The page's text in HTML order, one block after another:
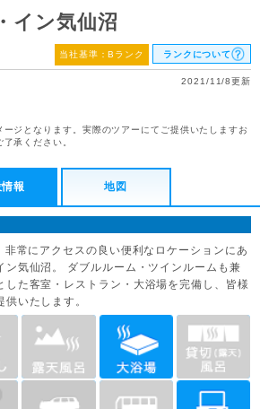
イン気仙沼
当社基準：Bランク ランクについて
2021/11/8更新
ジとなります。実際のツアーにてご提供いたしますお
承ください。
報 地図
常にアクセスの良い便利なロケーションにあ
ン気仙沼。 ダブルルーム・ツインルームも兼
した客室・レストラン・大浴場を完備し、皆様
いたします。